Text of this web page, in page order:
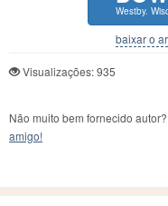
Westby.
baixar o
Visualizações: 935
Não muito bem fornecido
amigo!